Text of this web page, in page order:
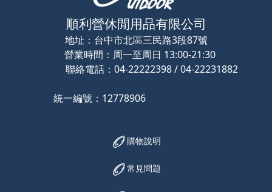
順利營休閒用品有限公司
地址： 台中市北區三民路3段87號
營業時間： 周一至周日 13:00-21:30
聯絡電話： 04-22222398 / 04-22231882
統一編號：12778906
購物說明
常見問題